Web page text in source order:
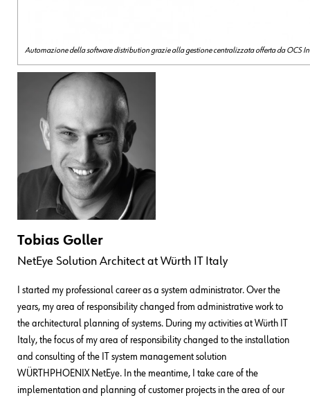
Automazione della software distribution grazie alla gestione centralizzata offerta da OCS
Tobias Goller
NetEye Solution Architect at Würth IT Italy
I started my professional career as a system administrator. Over the
years, my area of responsibility changed from administrative work to
the architectural planning of systems. During my activities at Würth IT
Italy, the focus of my area of responsibility changed to the installation
and consulting of the IT system management solution
WÜRTHPHOENIX NetEye. In the meantime, I take care of the
implementation and planning of customer projects in the area of our